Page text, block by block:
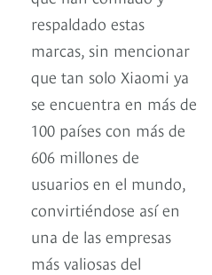
respaldado estas
marcas, sin mencionar
que tan solo Xiaomi ya
se encuentra en más de
100 países con más de
606 millones de
usuarios en el mundo,
convirtiéndose así en
una de las empresas
más valiosas del